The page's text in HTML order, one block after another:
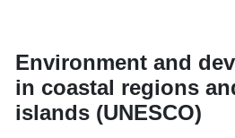
Environment and
in coastal regions
islands (UNESCO)